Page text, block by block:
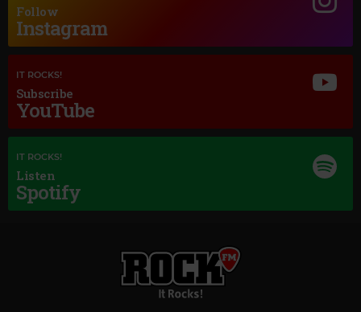
Follow
Instagram
IT ROCKS!
Subscribe
YouTube
IT ROCKS!
Listen
Spotify